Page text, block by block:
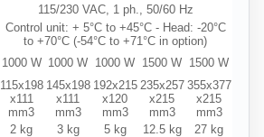
115/230 VAC, 1 ph., 50/60 Hz
Control unit: + 5°C to +45°C - Head: -20°C
to +70°C (-54°C to +71°C in option)
1000 W 1000 W 1000 W 1500 W 1500 W
115x198
x111
mm3
145x198
x111
mm3
192x215
x120
mm3
235x257
x215
mm3
355x377
x215
mm3
2 kg 3 kg 5 kg 12.5 kg
27 kg